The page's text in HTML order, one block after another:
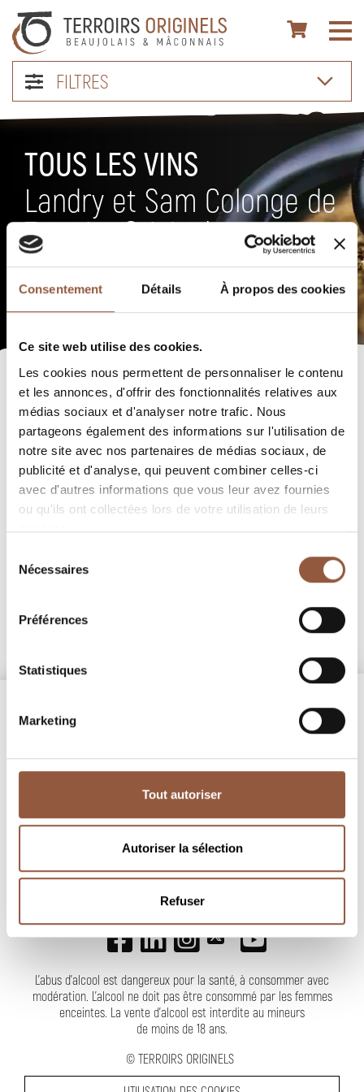
Consentement Détails À propos des cookies
Ce site web utilise des cookies.
Les cookies nous permettent de personnaliser le contenu
et les annonces, d'offrir des fonctionnalités relatives aux
médias sociaux et d'analyser notre trafic. Nous
partageons également des informations sur l'utilisation de
notre site avec nos partenaires de médias sociaux, de
publicité et d'analyse, qui peuvent combiner celles-ci
avec d'autres informations que vous leur avez fournies
ou qu'ils ont collectées lors de votre utilisation de leurs
services.
Nécessaires
Préférences
Statistiques
Marketing
Tout autoriser
Autoriser la sélection
Refuser
FILTRES
TOUS LES VINS
Landry et Sam Colonge de
Terroirs Originels
du Mâconnais et Côteaux du Lyonnais.
Aucun vin à afficher, revenez plus tard.
NEWSLETTER
SUIVEZ-NOUS
L'abus d'alcool est dangereux pour la santé, à consommer avec
modération. L’alcool ne doit pas être consommé par les femmes
enceintes. La vente d'alcool est interdite au mineurs
de moins de 18 ans.
© TERROIRS ORIGINELS